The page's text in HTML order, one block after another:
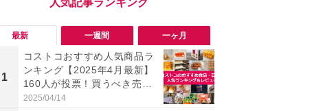
最新 一週間 一ヶ月
1
コストコおすすめ人気商品ラ
ンキング【2025年4月最新】
160人が投票！買うべき売れ
筋食品惣菜・日用品雑貨＆セ
2025/04/14